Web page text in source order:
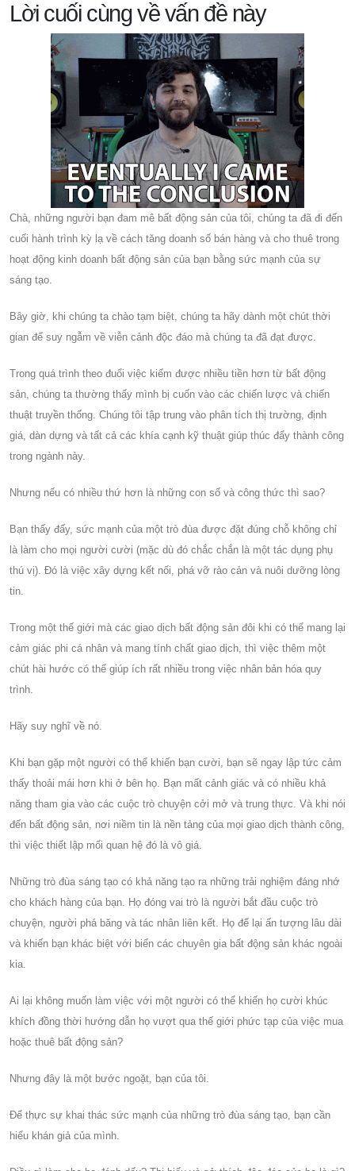
Lời cuối cùng về vấn đề này
Chà, những người bạn đam mê bất động sản của tôi, chúng ta đã đi đến
cuối hành trình kỳ lạ về cách tăng doanh số bán hàng và cho thuê trong
hoạt động kinh doanh bất động sản của bạn bằng sức mạnh của sự
sáng tạo.
Bây giờ, khi chúng ta chào tạm biệt, chúng ta hãy dành một chút thời
gian để suy ngẫm về viễn cảnh độc đáo mà chúng ta đã đạt được.
Trong quá trình theo đuổi việc kiếm được nhiều tiền hơn từ bất động
sản, chúng ta thường thấy mình bị cuốn vào các chiến lược và chiến
thuật truyền thống. Chúng tôi tập trung vào phân tích thị trường, định
giá, dàn dựng và tất cả các khía cạnh kỹ thuật giúp thúc đẩy thành công
trong ngành này.
Nhưng nếu có nhiều thứ hơn là những con số và công thức thì sao?
Bạn thấy đấy, sức mạnh của một trò đùa được đặt đúng chỗ không chỉ
là làm cho mọi người cười (mặc dù đó chắc chắn là một tác dụng phụ
thú vị). Đó là việc xây dựng kết nối, phá vỡ rào cản và nuôi dưỡng lòng
tin.
Trong một thế giới mà các giao dịch bất động sản đôi khi có thể mang lại
cảm giác phi cá nhân và mang tính chất giao dịch, thì việc thêm một
chút hài hước có thể giúp ích rất nhiều trong việc nhân bản hóa quy
trình.
Hãy suy nghĩ về nó.
Khi bạn gặp một người có thể khiến bạn cười, bạn sẽ ngay lập tức cảm
thấy thoải mái hơn khi ở bên họ. Bạn mất cảnh giác và có nhiều khả
năng tham gia vào các cuộc trò chuyện cởi mở và trung thực. Và khi nói
đến bất động sản, nơi niềm tin là nền tảng của mọi giao dịch thành công,
thì việc thiết lập mối quan hệ đó là vô giá.
Những trò đùa sáng tạo có khả năng tạo ra những trải nghiệm đáng nhớ
cho khách hàng của bạn. Họ đóng vai trò là người bắt đầu cuộc trò
chuyện, người phá băng và tác nhân liên kết. Họ để lại ấn tượng lâu dài
và khiến bạn khác biệt với biển các chuyên gia bất động sản khác ngoài
kia.
Ai lại không muốn làm việc với một người có thể khiến họ cười khúc
khích đồng thời hướng dẫn họ vượt qua thế giới phức tạp của việc mua
hoặc thuê bất động sản?
Nhưng đây là một bước ngoặt, bạn của tôi.
Để thực sự khai thác sức mạnh của những trò đùa sáng tạo, bạn cần
hiểu khán giả của mình.